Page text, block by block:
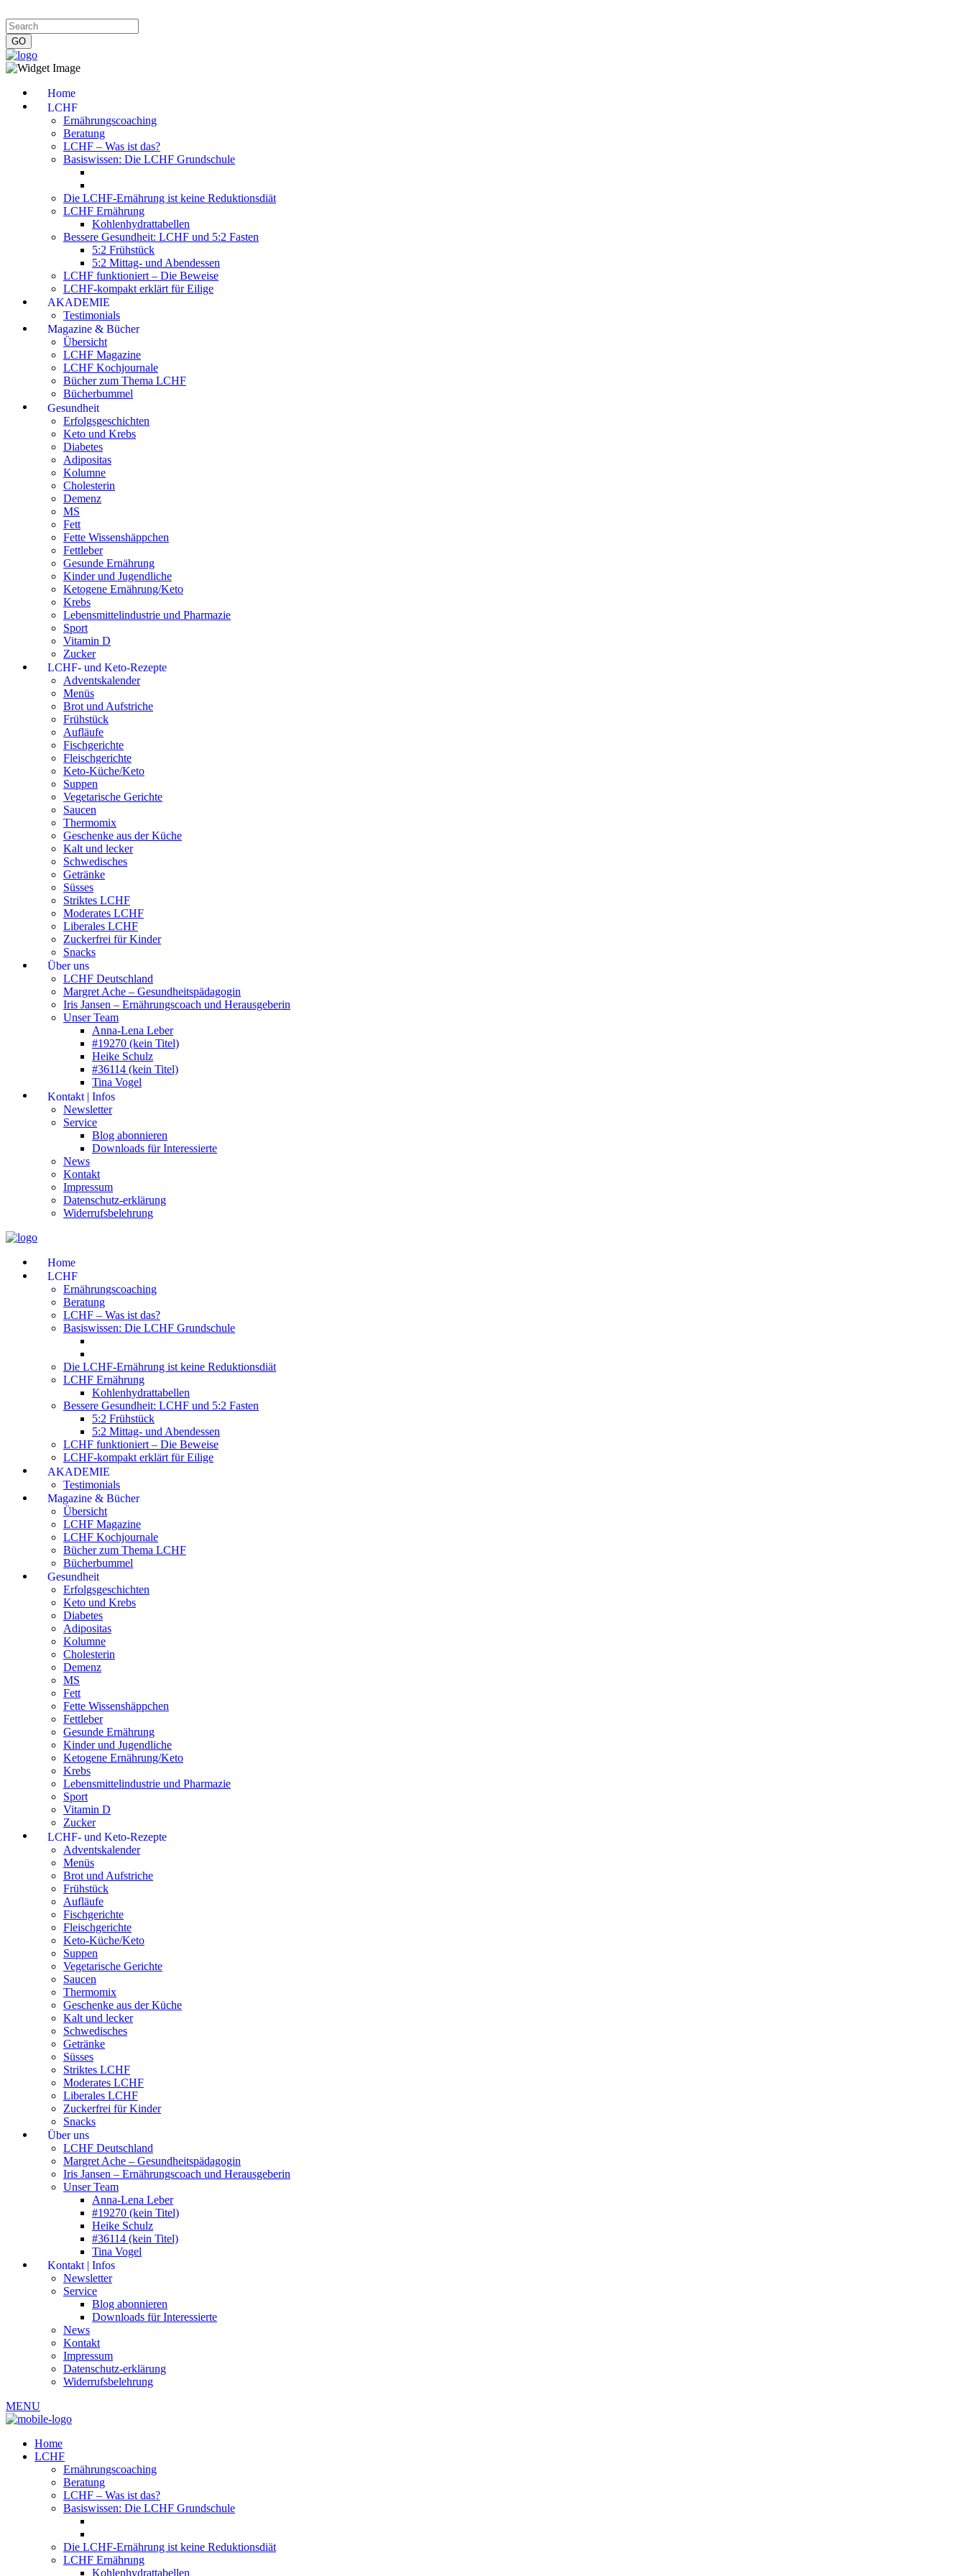
Home
LCHF
Ernährungscoaching
Beratung
LCHF – Was ist das?
Basiswissen: Die LCHF Grundschule
Die LCHF-Ernährung ist keine Reduktionsdiät
LCHF Ernährung
Kohlenhydrattabellen
Bessere Gesundheit: LCHF und 5:2 Fasten
5:2 Frühstück
5:2 Mittag- und Abendessen
LCHF funktioniert – Die Beweise
LCHF-kompakt erklärt für Eilige
AKADEMIE
Testimonials
Magazine & Bücher
Übersicht
LCHF Magazine
LCHF Kochjournale
Bücher zum Thema LCHF
Bücherbummel
Gesundheit
Erfolgsgeschichten
Keto und Krebs
Diabetes
Adipositas
Kolumne
Cholesterin
Demenz
MS
Fett
Fette Wissenshäppchen
Fettleber
Gesunde Ernährung
Kinder und Jugendliche
Ketogene Ernährung/Keto
Krebs
Lebensmittelindustrie und Pharmazie
Sport
Vitamin D
Zucker
LCHF- und Keto-Rezepte
Adventskalender
Menüs
Brot und Aufstriche
Frühstück
Aufläufe
Fischgerichte
Fleischgerichte
Keto-Küche/Keto
Suppen
Vegetarische Gerichte
Saucen
Thermomix
Geschenke aus der Küche
Kalt und lecker
Schwedisches
Getränke
Süsses
Striktes LCHF
Moderates LCHF
Liberales LCHF
Zuckerfrei für Kinder
Snacks
Über uns
LCHF Deutschland
Margret Ache – Gesundheitspädagogin
Iris Jansen – Ernährungscoach und Herausgeberin
Unser Team
Anna-Lena Leber
#19270 (kein Titel)
Heike Schulz
#36114 (kein Titel)
Tina Vogel
Kontakt | Infos
Newsletter
Service
Blog abonnieren
Downloads für Interessierte
News
Kontakt
Impressum
Datenschutz-erklärung
Widerrufsbelehrung
Home
LCHF
Ernährungscoaching
Beratung
LCHF – Was ist das?
Basiswissen: Die LCHF Grundschule
Die LCHF-Ernährung ist keine Reduktionsdiät
LCHF Ernährung
Kohlenhydrattabellen
Bessere Gesundheit: LCHF und 5:2 Fasten
5:2 Frühstück
5:2 Mittag- und Abendessen
LCHF funktioniert – Die Beweise
LCHF-kompakt erklärt für Eilige
AKADEMIE
Testimonials
Magazine & Bücher
Übersicht
LCHF Magazine
LCHF Kochjournale
Bücher zum Thema LCHF
Bücherbummel
Gesundheit
Erfolgsgeschichten
Keto und Krebs
Diabetes
Adipositas
Kolumne
Cholesterin
Demenz
MS
Fett
Fette Wissenshäppchen
Fettleber
Gesunde Ernährung
Kinder und Jugendliche
Ketogene Ernährung/Keto
Krebs
Lebensmittelindustrie und Pharmazie
Sport
Vitamin D
Zucker
LCHF- und Keto-Rezepte
Adventskalender
Menüs
Brot und Aufstriche
Frühstück
Aufläufe
Fischgerichte
Fleischgerichte
Keto-Küche/Keto
Suppen
Vegetarische Gerichte
Saucen
Thermomix
Geschenke aus der Küche
Kalt und lecker
Schwedisches
Getränke
Süsses
Striktes LCHF
Moderates LCHF
Liberales LCHF
Zuckerfrei für Kinder
Snacks
Über uns
LCHF Deutschland
Margret Ache – Gesundheitspädagogin
Iris Jansen – Ernährungscoach und Herausgeberin
Unser Team
Anna-Lena Leber
#19270 (kein Titel)
Heike Schulz
#36114 (kein Titel)
Tina Vogel
Kontakt | Infos
Newsletter
Service
Blog abonnieren
Downloads für Interessierte
News
Kontakt
Impressum
Datenschutz-erklärung
Widerrufsbelehrung
MENU
Home
LCHF
Ernährungscoaching
Beratung
LCHF – Was ist das?
Basiswissen: Die LCHF Grundschule
Die LCHF-Ernährung ist keine Reduktionsdiät
LCHF Ernährung
Kohlenhydrattabellen